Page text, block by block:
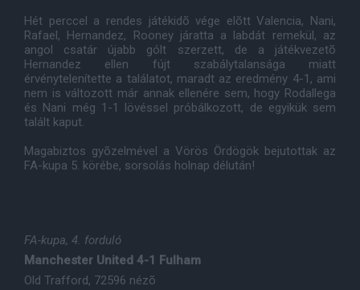
Hét perccel a rendes játékidõ vége elõtt Valencia, Nani,
Rafael, Hernandez, Rooney járatta a labdát remekül, az
angol csatár újabb gólt szerzett, de a játékvezetõ
Hernandez ellen fújt szabálytalansága miatt
érvénytelenítette a találatot, maradt az eredmény 4-1, ami
nem is változott már annak ellenére sem, hogy Rodallega
és Nani még 1-1 lövéssel próbálkozott, de egyikük sem
talált kaput.
Magabiztos gyõzelmével a Vörös Ördögök bejutottak az
FA-kupa 5. körébe, sorsolás holnap délután!
FA-kupa, 4. forduló
Manchester United 4-1 Fulham
Old Trafford, 72596 nézõ